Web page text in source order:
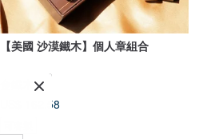
【美國 沙漠鐵木】個人章組合
US$ 162.58